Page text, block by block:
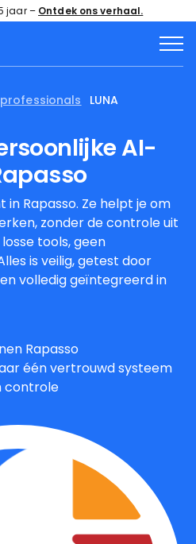
jaar – Ontdek ons verhaal.
LUNA
AI-
in Rapasso. Ze helpt je om
zonder de controle uit
tools, geen
is veilig, getest door
volledig geïntegreerd in
Rapasso
één vertrouwd systeem
controle